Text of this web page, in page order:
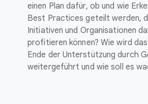
einen Plan dafür, ob und wie
Best Practices geteilt werden,
Initiativen und Organisationen
profitieren können? Wie wird
Ende der Unterstützung durch
weitergeführt und wie soll es